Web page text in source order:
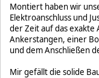
Montiert haben wir
Elektroanschluss und
der Zeit auf das exakte
Ankerstangen, einer
und dem Anschließen
Mir gefällt die solide